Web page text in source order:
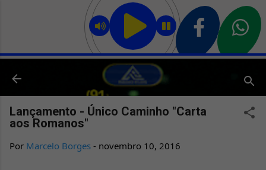
Pular para o conteúdo principal
Lançamento - Único Caminho "Carta
aos Romanos"
Por Marcelo Borges - novembro 10, 2016